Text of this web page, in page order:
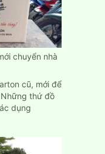
chuyển nhà
cũ, mới để
Những thứ đồ
dụng